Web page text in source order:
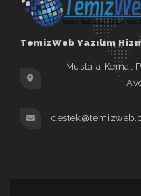
TemizWeb Yazılım
Mustafa Kemal